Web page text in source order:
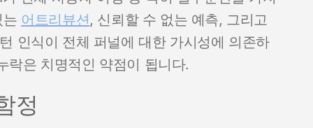
는 어트리뷰션, 신뢰할 수 없는 예측, 그리고
인식이 전체 퍼널에 대한 가시성에 의존하
락은 치명적인 약점이 됩니다.
정